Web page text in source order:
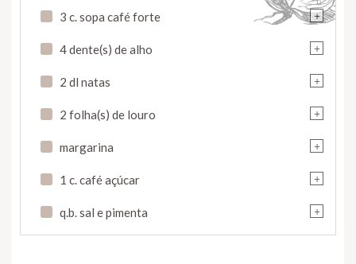
+
3 c. sopa café forte
+
4 dente(s) de alho
+
2 dl natas
+
2 folha(s) de louro
+
margarina
+
1 c. café açúcar
+
q.b. sal e pimenta